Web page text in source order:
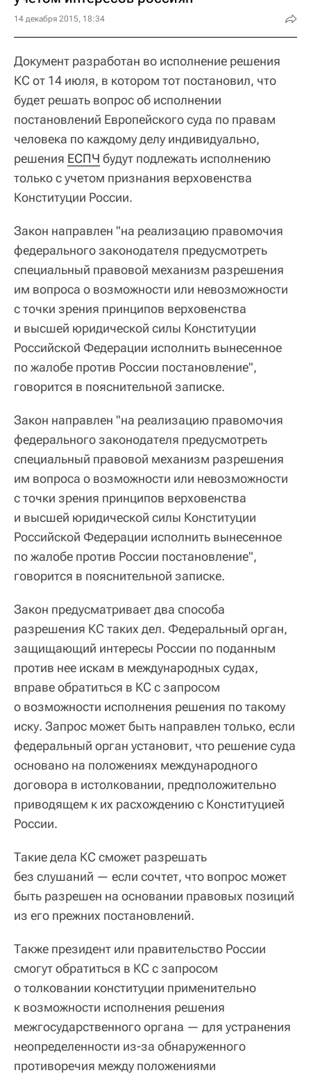
14 декабря 2015, 18:34
Документ разработан во исполнение решения
КС от 14 июля, в котором тот постановил, что
будет решать вопрос об исполнении
постановлений Европейского суда по правам
человека по каждому делу индивидуально,
решения ЕСПЧ будут подлежать исполнению
только с учетом признания верховенства
Конституции России.
Закон направлен "на реализацию правомочия
федерального законодателя предусмотреть
специальный правовой механизм разрешения
им вопроса о возможности или невозможности
с точки зрения принципов верховенства
и высшей юридической силы Конституции
Российской Федерации исполнить вынесенное
по жалобе против России постановление",
говорится в пояснительной записке.
Закон направлен "на реализацию правомочия
федерального законодателя предусмотреть
специальный правовой механизм разрешения
им вопроса о возможности или невозможности
с точки зрения принципов верховенства
и высшей юридической силы Конституции
Российской Федерации исполнить вынесенное
по жалобе против России постановление",
говорится в пояснительной записке.
Закон предусматривает два способа
разрешения КС таких дел. Федеральный орган,
защищающий интересы России по поданным
против нее искам в международных судах,
вправе обратиться в КС с запросом
о возможности исполнения решения по такому
иску. Запрос может быть направлен только, если
федеральный орган установит, что решение суда
основано на положениях международного
договора в истолковании, предположительно
приводящем к их расхождению с Конституцией
России.
Такие дела КС сможет разрешать
без слушаний — если сочтет, что вопрос может
быть разрешен на основании правовых позиций
из его прежних постановлений.
Также президент или правительство России
смогут обратиться в КС с запросом
о толковании конституции применительно
к возможности исполнения решения
межгосударственного органа — для устранения
неопределенности из-за обнаруженного
противоречия между положениями